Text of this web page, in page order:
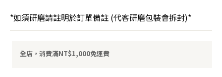
*如須研磨請註明於訂單備註 (代客研磨包裝會拆封)*
全店，消費滿NT$1,000免運費